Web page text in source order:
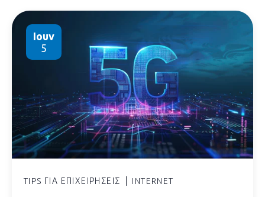
Ιουν
5
TIPS ΓΙΑ ΕΠΙΧΕΙΡΉΣΕΙΣ INTERNET